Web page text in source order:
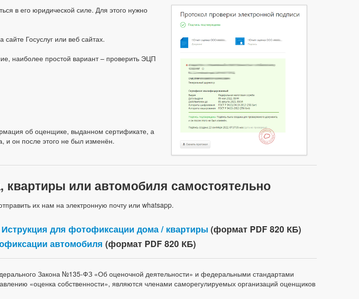
в его юридической силе. Для этого нужно
Госуслуг или веб сайтах.
наиболее простой вариант – проверить ЭЦП
об оценщике, выданном сертификате, а
и он после этого не был изменён.
или автомобиля самостоятельно
их нам на электронную почту или whatsapp.
Иструкция для фотофиксации дома / квартиры (формат PDF 820 КБ)
автомобиля (формат PDF 820 КБ)
Закона №135-ФЗ «Об оценочной деятельности» и федеральными стандартами
«оценка собственности», являются членами саморегулируемых организаций оценщиков